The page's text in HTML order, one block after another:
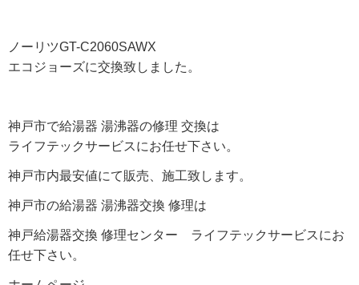
ノーリツGT-C2060SAWX
エコジョーズに交換致しました。
神戸市で給湯器 湯沸器の修理 交換は
ライフテックサービスにお任せ下さい。
神戸市内最安値にて販売、施工致します。
神戸市の給湯器 湯沸器交換 修理は
神戸給湯器交換 修理センター ライフテックサービスにお
任せ下さい。